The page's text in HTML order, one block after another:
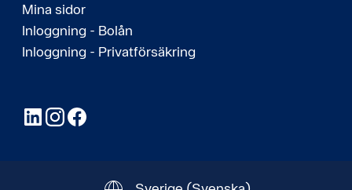
Mina sidor
Inloggning - Bolån
Inloggning - Privatförsäkring
LinkedInInstagram